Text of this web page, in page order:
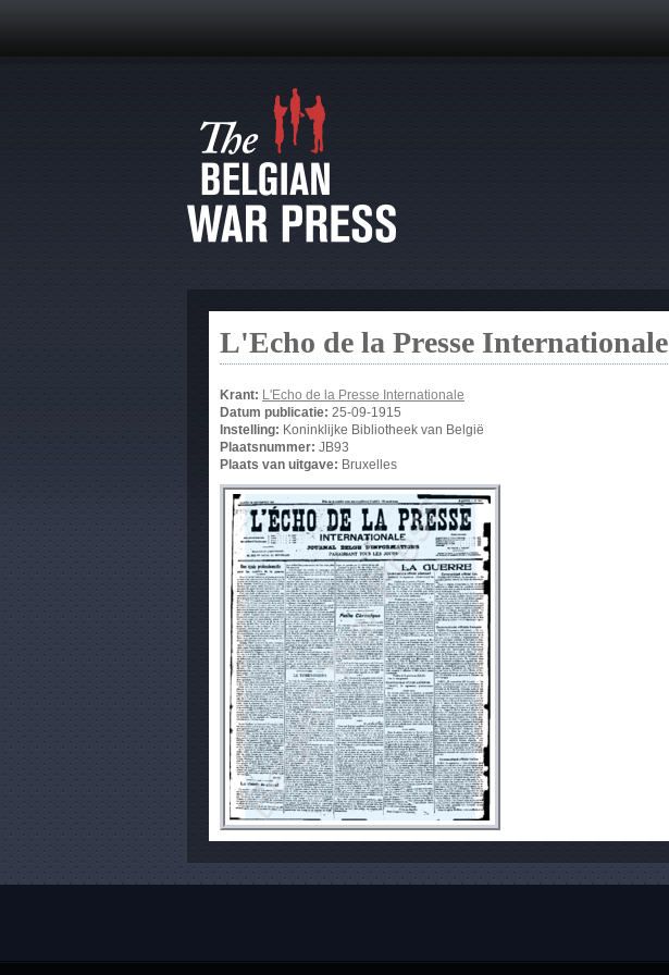
L'Echo de la Presse Internationale
Krant: L'Echo de la Presse Internationale
Datum publicatie: 25-09-1915
Instelling: Koninklijke Bibliotheek van België
Plaatsnummer: JB93
Plaats van uitgave: Bruxelles